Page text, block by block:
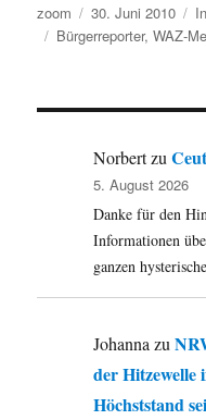
Autor
zoom
Veröffentlicht
am
30. Juni 2010
Schlagwörter
Bürgerreporter,WAZ-
Norbertzu
5. August 2026
Danke für den
Informationen
ganzen
Johannazu
der Hitzewelle
Höchststand